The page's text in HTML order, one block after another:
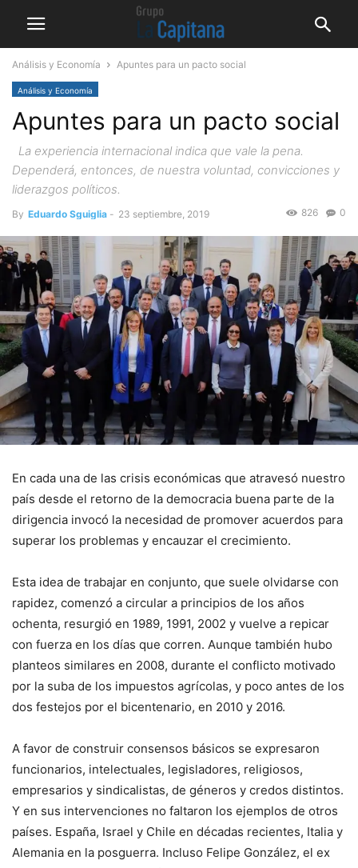
Análisis y Economía Apuntes para un pacto social
Análisis y Economía
Apuntes para un pacto social
La experiencia internacional indica que vale la pena.
Dependerá, entonces, de nuestra voluntad, convicciones y
liderazgos políticos.
By Eduardo Sguiglia - 23 septiembre, 2019 0
826
En cada una de las crisis económicas que atravesó nuestro
país desde el retorno de la democracia buena parte de la
dirigencia invocó la necesidad de promover acuerdos para
superar los problemas y encauzar el crecimiento.
Esta idea de trabajar en conjunto, que suele olvidarse con
rapidez, comenzó a circular a principios de los años
ochenta, resurgió en 1989, 1991, 2002 y vuelve a repicar
con fuerza en los días que corren. Aunque también hubo
planteos similares en 2008, durante el conflicto motivado
por la suba de los impuestos agrícolas, y poco antes de los
dos festejos por el bicentenario, en 2010 y 2016.
A favor de construir consensos básicos se expresaron
funcionarios, intelectuales, legisladores, religiosos,
empresarios y sindicalistas, de géneros y credos distintos.
Y en sus intervenciones no faltaron los ejemplos de otros
países. España, Israel y Chile en décadas recientes, Italia y
Alemania en la posguerra. Incluso Felipe González, el ex